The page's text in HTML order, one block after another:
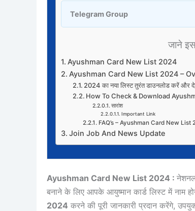
Telegram Group
जाने
Ayushman Card New List 2024
Ayushman Card New List 2024 –
2024 का नया लिस्ट तुरंत डाउनलोड करें
How To Check & Download
सारांश
Important Link
FAQ’s – Ayushman Card New List
Join Job And News Update
Ayushman Card New List 2024 : नेशनल
बनाने के लिए आपके आयुष्मान कार्ड लिस्ट में
2024 करने की पूरी जानकारी प्रदान करेंगे,